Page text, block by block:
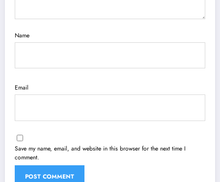
Name
Email
Save my name, email, and website in this browser for the next time I
comment.